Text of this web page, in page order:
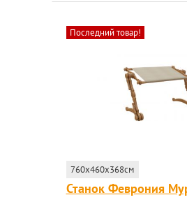
Последний товар!
760x460x368см
Станок Феврония